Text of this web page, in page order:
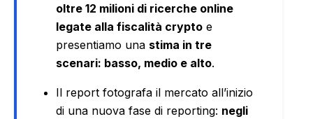
oltre 12 milioni di ricerche online
legate alla fiscalità crypto e
presentiamo una stima in tre
scenari: basso, medio e alto.
Il report fotografa il mercato all’inizio
di una nuova fase di reporting: negli